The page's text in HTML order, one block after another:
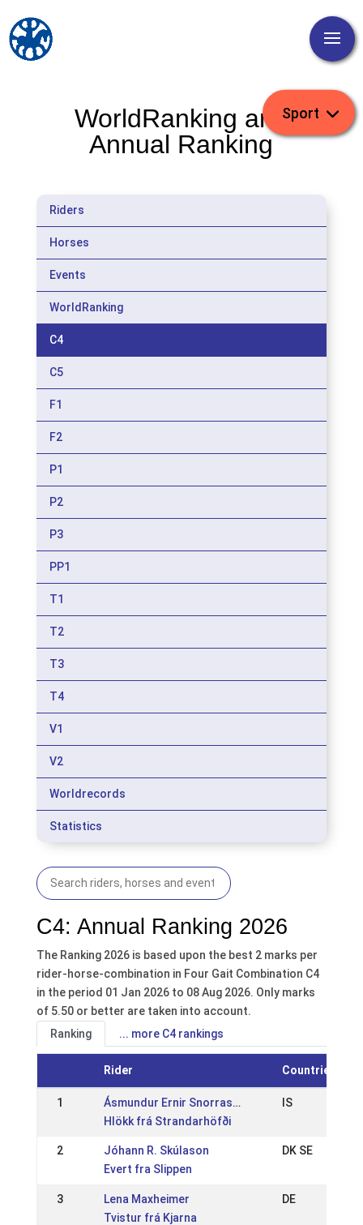
WorldRanking and
Annual Ranking
Riders
Horses
Events
WorldRanking
C4
C5
F1
F2
P1
P2
P3
PP1
T1
T2
T3
T4
V1
V2
Worldrecords
Statistics
C4: Annual Ranking 2026
The Ranking 2026 is based upon the best 2 marks per
rider-horse-combination in Four Gait Combination C4
in the period 01 Jan 2026 to 08 Aug 2026. Only marks
of 5.50 or better are taken into account.
Ranking
... more C4 rankings
Rider Countries
1
Ásmundur Ernir Snorrason
Hlökk frá Strandarhöfði
IS
2
Jóhann R. Skúlason
Evert fra Slippen
DK SE
3
Lena Maxheimer
Tvistur frá Kjarna
DE